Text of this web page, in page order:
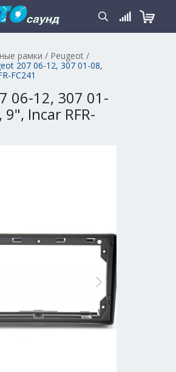
рамки / Peugeot /
207 06-12, 307 01-08,
FC241
06-12, 307 01-
Incar RFR-